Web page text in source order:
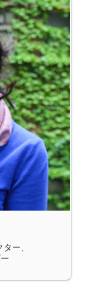
ー、